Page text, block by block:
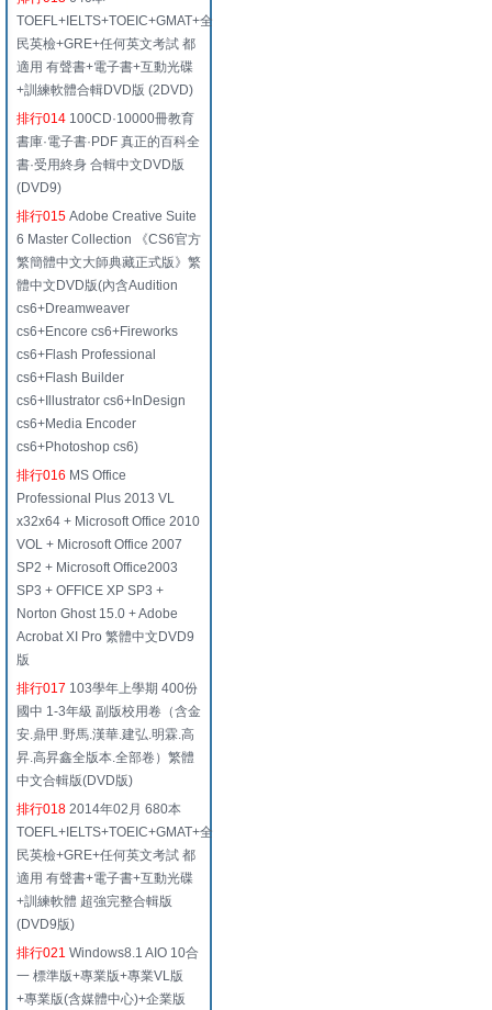
TOEFL+IELTS+TOEIC+GMAT+全
民英檢+GRE+任何英文考試 都
適用 有聲書+電子書+互動光碟
+訓練軟體合輯DVD版 (2DVD)
排行014 100CD·10000冊教育
書庫·電子書·PDF 真正的百科全
書·受用終身 合輯中文DVD版
(DVD9)
排行015 Adobe Creative Suite
6 Master Collection 《CS6官方
繁簡體中文大師典藏正式版》繁
體中文DVD版(內含Audition
cs6+Dreamweaver
cs6+Encore cs6+Fireworks
cs6+Flash Professional
cs6+Flash Builder
cs6+Illustrator cs6+InDesign
cs6+Media Encoder
cs6+Photoshop cs6)
排行016 MS Office
Professional Plus 2013 VL
x32x64 + Microsoft Office 2010
VOL + Microsoft Office 2007
SP2 + Microsoft Office2003
SP3 + OFFICE XP SP3 +
Norton Ghost 15.0 + Adobe
Acrobat XI Pro 繁體中文DVD9
版
排行017 103學年上學期 400份
國中 1-3年級 副版校用卷（含金
安.鼎甲.野馬.漢華.建弘.明霖.高
昇.高昇鑫全版本.全部卷）繁體
中文合輯版(DVD版)
排行018 2014年02月 680本
TOEFL+IELTS+TOEIC+GMAT+全
民英檢+GRE+任何英文考試 都
適用 有聲書+電子書+互動光碟
+訓練軟體 超強完整合輯版
(DVD9版)
排行021 Windows8.1 AIO 10合
一 標準版+專業版+專業VL版
+專業版(含媒體中心)+企業版